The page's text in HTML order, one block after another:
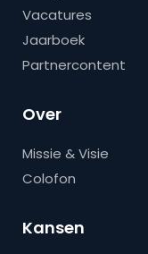
Vacatures
Jaarboek
Partnercontent
Over
Missie & Visie
Colofon
Kansen